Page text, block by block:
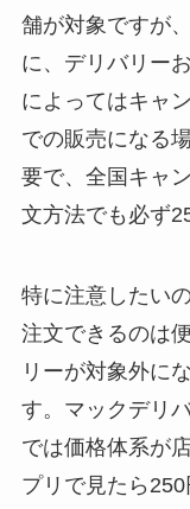
舗が対象ですが
に、デリバリー
によってはキャ
での販売になる
要で、全国キャ
文方法でも必ず
特に注意したい
注文できるのは
リーが対象外に
す。マックデリ
では価格体系が
プリで見たら